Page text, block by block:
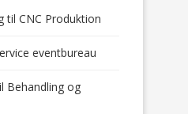
til CNC Produktion
eventbureau
Behandling og